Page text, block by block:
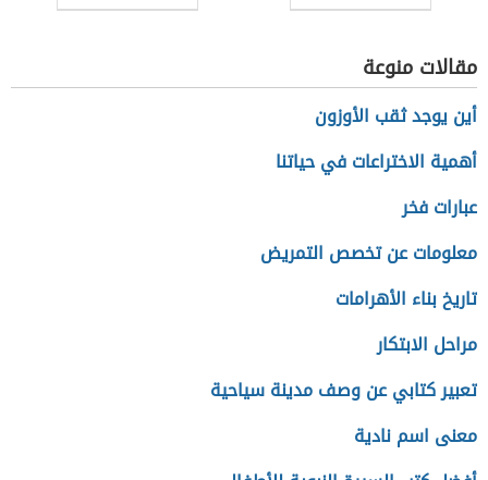
المنزل
مقالات منوعة
أين يوجد ثقب الأوزون
أهمية الاختراعات في حياتنا
عبارات فخر
معلومات عن تخصص التمريض
تاريخ بناء الأهرامات
مراحل الابتكار
تعبير كتابي عن وصف مدينة سياحية
معنى اسم نادية